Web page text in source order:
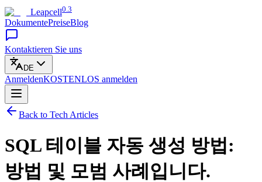
Leapcell0.3
DokumentePreiseBlog
Kontaktieren Sie uns
DE
AnmeldenKOSTENLOS anmelden
Back to Tech Articles
SQL 테이블 자동 생성 방법:
방법 및 모범 사례입니다.